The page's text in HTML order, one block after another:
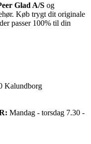
Glad A/S og
Køb trygt dit originale
passer 100% til din
Kalundborg
Mandag - torsdag 7.30 -